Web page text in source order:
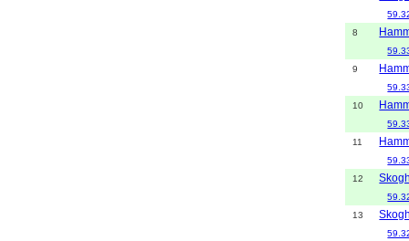
8
9
10
11
12
13